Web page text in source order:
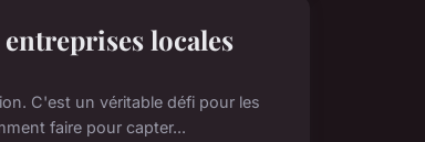
locales
C'est un véritable défi pour les
faire pour capter...